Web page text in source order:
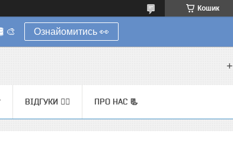
Кошик
🎨 Ознайомитись 👀
ВІДГУКИ ✍🏼 ПРО НАС 📃